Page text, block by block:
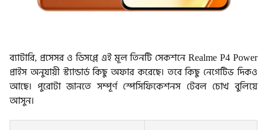
ব্যাটারি, প্রসেসর ও ডিসপ্লে এই মূল তিনটি সেকশনে Realme P4 Power
প্রাইস অনুযায়ী স্ট্যান্ডার্ড কিছু অফার করেছে। তবে কিছু নেগেটিভ দিকও
আছে। পুরোটা জানতে সম্পূর্ণ স্পেসিফিকেশনস টেবল চোখ বুলিয়ে
আসুন।